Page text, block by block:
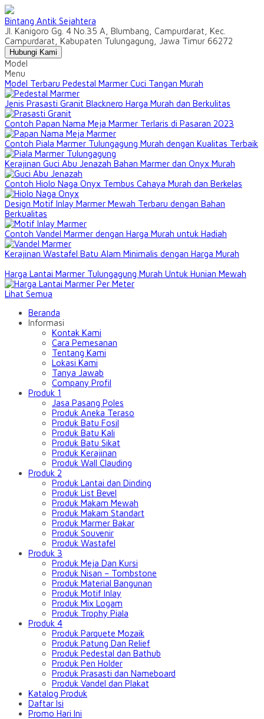
Bintang Antik Sejahtera
Jl. Kanigoro Gg. 4 No.35 A, Blumbang, Campurdarat, Kec.
Campurdarat, Kabupaten Tulungagung, Jawa Timur 66272
Hubungi Kami
Model
Menu
Model Terbaru Pedestal Marmer Cuci Tangan Murah
Jenis Prasasti Granit Blacknero Harga Murah dan Berkulitas
Contoh Papan Nama Meja Marmer Terlaris di Pasaran 2023
Contoh Piala Marmer Tulungagung Murah dengan Kualitas Terbaik
Kerajinan Guci Abu Jenazah Bahan Marmer dan Onyx Murah
Contoh Hiolo Naga Onyx Tembus Cahaya Murah dan Berkelas
Design Motif Inlay Marmer Mewah Terbaru dengan Bahan
Berkualitas
Contoh Vandel Marmer dengan Harga Murah untuk Hadiah
Kerajinan Wastafel Batu Alam Minimalis dengan Harga Murah
Harga Lantai Marmer Tulungagung Murah Untuk Hunian Mewah
Lihat Semua
Beranda
Informasi
Kontak Kami
Cara Pemesanan
Tentang Kami
Lokasi Kami
Tanya Jawab
Company Profil
Produk 1
Jasa Pasang Poles
Produk Aneka Teraso
Produk Batu Fosil
Produk Batu Kali
Produk Batu Sikat
Produk Kerajinan
Produk Wall Clauding
Produk 2
Produk Lantai dan Dinding
Produk List Bevel
Produk Makam Mewah
Produk Makam Standart
Produk Marmer Bakar
Produk Souvenir
Produk Wastafel
Produk 3
Produk Meja Dan Kursi
Produk Nisan – Tombstone
Produk Material Bangunan
Produk Motif Inlay
Produk Mix Logam
Produk Trophy Piala
Produk 4
Produk Parquete Mozaik
Produk Patung Dan Relief
Produk Pedestal dan Bathub
Produk Pen Holder
Produk Prasasti dan Nameboard
Produk Vandel dan Plakat
Katalog Produk
Daftar Isi
Promo Hari Ini